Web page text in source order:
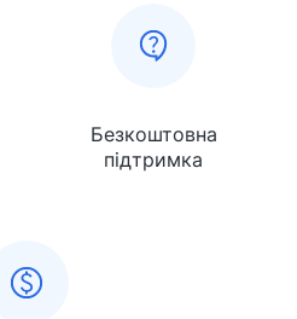
Безкоштовна
підтримка